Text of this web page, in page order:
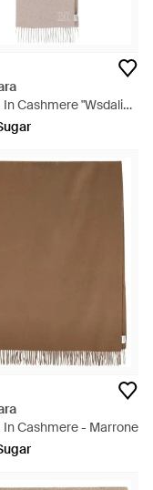
Cashmere "Wsdalia"
In Cashmere - Marrone